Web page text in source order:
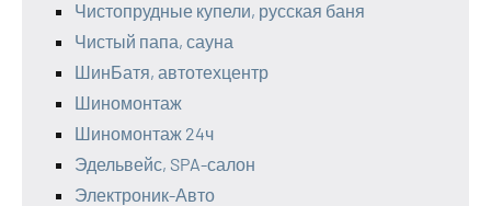
Чистопрудные купели, русская баня
Чистый папа, сауна
ШинБатя, автотехцентр
Шиномонтаж
Шиномонтаж 24ч
Эдельвейс, SPA-салон
Электроник-Авто